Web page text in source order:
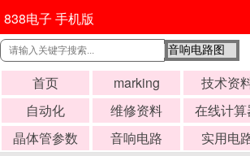
838电子 手机版
首页 marking 技术资
自动化
维修资料 在线计算
晶体管参数
音响电路 实用电